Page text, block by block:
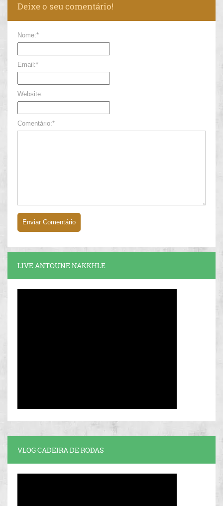
Deixe o seu comentário!
Nome:*
Email:*
Website:
Comentário:*
LIVE ANTOUNE NAKKHLE
VLOG CADEIRA DE RODAS